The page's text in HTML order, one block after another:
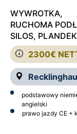
2300€
WYWROTKA,
RUCHOMA
SILOS,
podstawowy
angielski
prawo jazdy CE +